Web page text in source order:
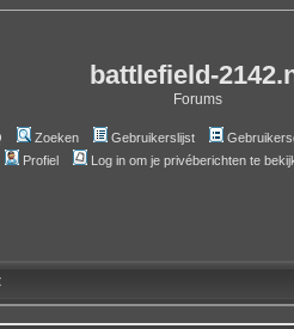
battlefield-
Forums
Zoeken Gebruikerslijst
Profiel
Log in om je privéberichten te